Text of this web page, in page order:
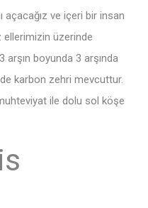
açacağız ve içeri bir insan
ellerimizin üzerinde
arşın boyunda 3 arşında
karbon zehri mevcuttur.
ile dolu sol köşe